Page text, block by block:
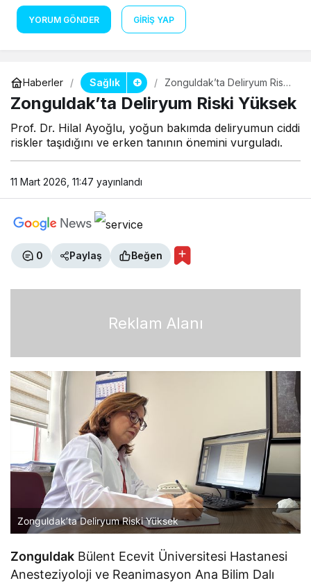
YORUM GÖNDER GIRIŞ YAP
Haberler Sağlık
Zonguldak’ta Deliryum Riski
Zonguldak’ta Deliryum Riski Yüksek
Prof. Dr. Hilal Ayoğlu, yoğun bakımda deliryumun ciddi
riskler taşıdığını ve erken tanının önemini vurguladı.
11 Mart 2026, 11:47 yayınlandı
0 Paylaş Beğen
Reklam Alanı
Zonguldak’ta Deliryum Riski Yüksek
Zonguldak Bülent Ecevit Üniversitesi Hastanesi
Anesteziyoloji ve Reanimasyon Ana Bilim Dalı